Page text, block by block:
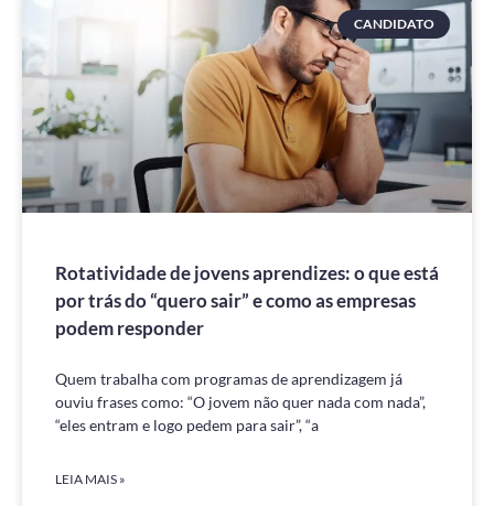
CANDIDATO
Rotatividade de jovens aprendizes: o que está
por trás do “quero sair” e como as empresas
podem responder
Quem trabalha com programas de aprendizagem já
ouviu frases como: “O jovem não quer nada com nada”,
“eles entram e logo pedem para sair”, “a
LEIA MAIS »